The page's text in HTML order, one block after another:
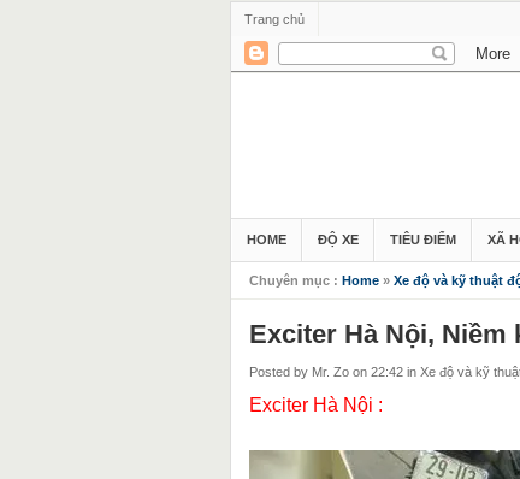
Trang chủ
HOME ĐỘ XE TIÊU ĐIỂM XÃ
Chuyên mục : Home» Xe độ và kỹ thuật
Exciter Hà Nội, Niềm
Posted by Mr. Zo on 22:42 in Xe độ và kỹ
Exciter Hà Nội :